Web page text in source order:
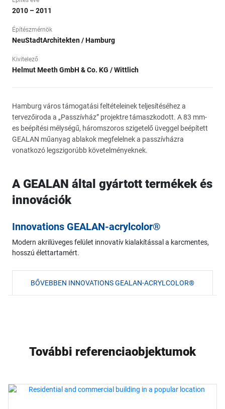
2010 – 2011
Építészmérnök
NeuStadtArchitekten / Hamburg
Kivitelező
Helmut Meeth GmbH & Co. KG / Wittlich
Hamburg város támogatási feltételeinek teljesítéséhez a
tervezőiroda a „Passzívház” projektre támaszkodott. A 83 mm-
es beépítési mélységű, háromszoros szigetelő üveggel beépített
GEALAN műanyag ablakok megfelelnek a passzívházra
vonatkozó legszigorúbb követelményeknek.
A GEALAN által gyártott termékek és
innovációk
Innovations GEALAN-acrylcolor®
Modern akrilüveges felület innovatív kialakítással a karcmentes,
hosszú élettartamért.
BŐVEBBEN INNOVATIONS GEALAN-ACRYLCOLOR®
További referenciaobjektumok